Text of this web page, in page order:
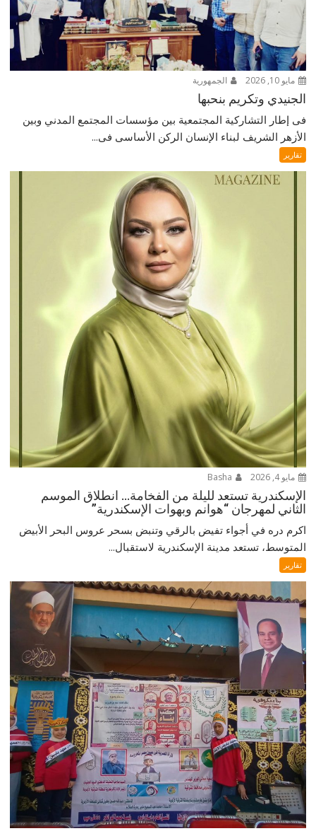
مايو 10, 2026 الجمهورية
الجنيدي وتكريم بنحبها
فى إطار التشاركية المجتمعية بين مؤسسات المجتمع المدني وبين
الأزهر الشريف لبناء الإنسان الركن الأساسى فى...
تقارير
مايو 4, 2026
الإسكندرية تستعد لليلة من الفخامة… انطلاق الموسم
الثاني لمهرجان “هوانم وبهوات الإسكندرية”
اكرم دره في أجواء تفيض بالرقي وتنبض بسحر عروس البحر الأبيض
المتوسط، تستعد مدينة الإسكندرية لاستقبال...
تقارير